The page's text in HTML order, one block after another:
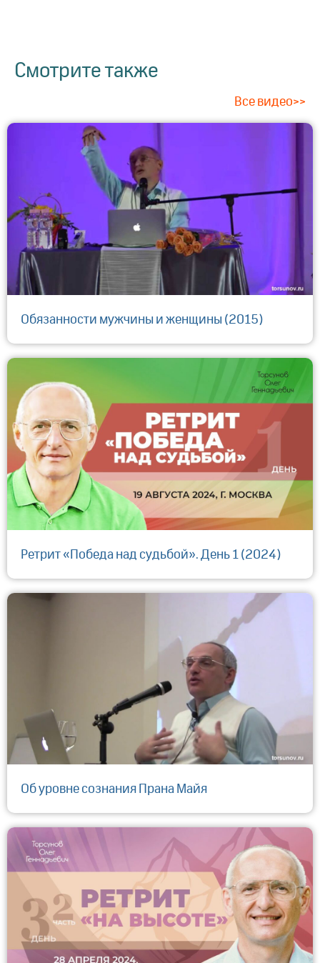
Смотрите также
Все видео>>
Обязанности мужчины и женщины (2015)
Ретрит «Победа над судьбой». День 1 (2024)
Об уровне сознания Прана Майя